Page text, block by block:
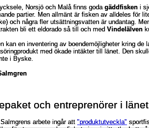
Norsjö och Malå finns goda gäddfisken i
partier. Men allmänt är fisken av alldeles för
och några fler utsättningsvatten är undantag.
bli ett eldorado så till och med Vindelälven
kan en inventering av boendemöjligheter kring
med ökade intäkter till länet. Den
i Byske.
och entreprenörer i länet
Salmgrens arbete ingår att "produktutveckla"
Norsjö och Malå finns goda gäddfisken i
partier. Men allmänt är fisken av alldeles för
och några fler utsättningsvatten är undantag.
bli ett eldorado så till och med Vindelälven
kan en inventering av boendemöjligheter kring
med ökade intäkter till länet. Den
i Byske.
och entreprenörer i länet
Salmgrens arbete ingår att "produktutveckla"